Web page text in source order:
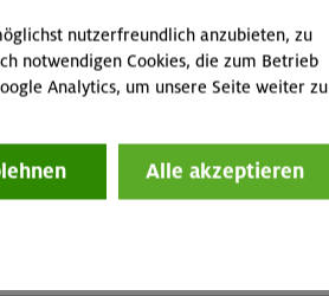
München
nutzerfreundlich anzubieten, zu
notwendigen Cookies, die zum Betrieb
Analytics, um unsere Seite weiter zu
Alle akzeptieren